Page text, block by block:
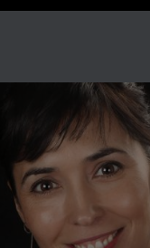
Fundación
clietes
al